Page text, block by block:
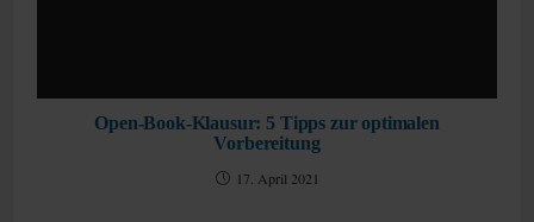
Open-Book-Klausur: 5 Tipps zur optimalen
Vorbereitung
17. April 2021